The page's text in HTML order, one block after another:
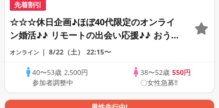
先着割引
☆☆☆休日企画♪ほぼ40代限定のオンライ
ン婚活♪♪ リモートの出会い応援♪♪ おう
ちで乾杯しませんか♪♪ ☆全国の方が対象
PARTY!!
オンライン 8/22（土） 22:15〜
40〜53歳 2,500円
参加者調整中
38〜52歳 550円
〇女性急募‼